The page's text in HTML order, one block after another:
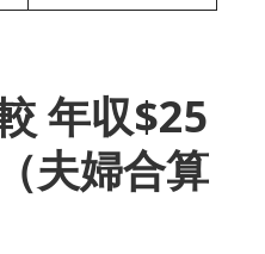
年収$25
夫婦合算